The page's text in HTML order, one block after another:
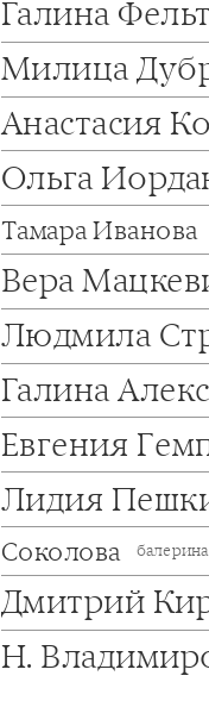
Галина
Милица
Анастасия
Ольга
Тамара Иванова
Вера
Людмила
Галина
Евгения
Лидия
Соколова балерина
Дмитрий
Н.